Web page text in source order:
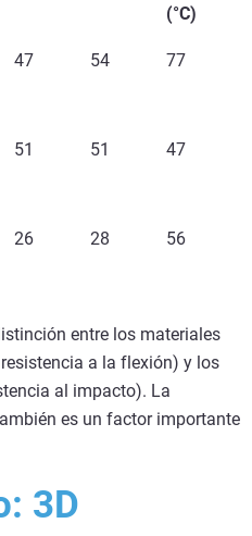
(°C)
47 54 77
51 51 47
26 28 56
entre los materiales
a la flexión) y los
al impacto). La
es un factor importante
3D